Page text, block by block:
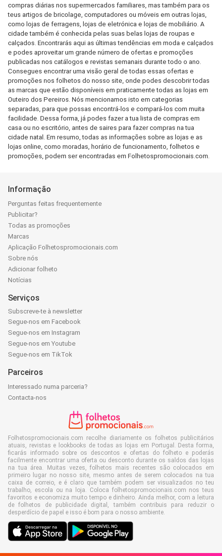
compras diárias nos supermercados familiares, mas também para os
teus artigos de bricolage, computadores ou móveis em outras lojas,
como lojas de ferragens, lojas de eletrónica e lojas de mobiliário. A
cidade também é conhecida pelas suas belas lojas de roupas e
calçados. Encontrarás aqui as últimas tendências em moda e calçados
e podes aproveitar um grande número de ofertas e promoções
publicadas nos catálogos e revistas semanais durante todo o ano.
Consegues encontrar uma visão geral de todas essas ofertas e
promoções nos folhetos do nosso site, onde podes descobrir todas
as marcas que estão disponíveis em praticamente todas as lojas em
Outeiro dos Pereiros. Nós mencionamos isto em categorias
separadas, para que possas encontrá-los e compará-los com muita
facilidade. Dessa forma, já podes fazer a tua lista de compras em
casa ou no escritório, antes de saires para fazer compras na tua
cidade natal. Em resumo, todas as informações sobre as lojas e as
lojas online, como moradas, horário de funcionamento, folhetos e
promoções, podem ser encontradas em Folhetospromocionais.com.
Informação
Perguntas feitas frequentemente
Publicitar?
Todas as promoções
Marcas
Aplicação Folhetospromocionais.com
Sobre nós
Adicionar folheto
Notícias
Serviços
Subscreve-te à newsletter
Segue-nos em Facebook
Segue-nos em Instagram
Segue-nos em Youtube
Segue-nos em TikTok
Parceiros
Interessado numa parceria?
Contacta-nos
Folhetospromocionais.com recolhe diariamente os folhetos publicitários
atuais, revistas e lookbooks de todas as lojas em Portugal. Desta forma,
ficarás informado sobre os descontos e ofertas do folheto e poderás
facilmente encontrar uma oferta ou desconto durante os saldos das lojas
na tua área. Muitas vezes, folhetos mais recentes são colocados em
primeiro lugar no nosso site, mesmo antes de serem colocados na tua
caixa de correio, e é claro que também podem ser visualizados no teu
trabalho, escola ou na loja. Coloca folhetospromocionais.com nos teus
favoritos e economiza muito tempo e dinheiro. Ainda melhor, com a leitura
de folhetos de publicidade digital, também contribuis para reduzir o
desperdício de papel e isso é bom para o nosso ambiente.